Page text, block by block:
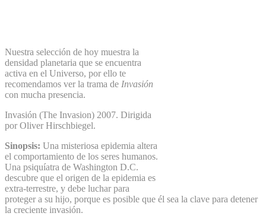
Nuestra selección de hoy muestra la
densidad planetaria que se encuentra
activa en el Universo, por ello te
recomendamos ver la trama de Invasión
con mucha presencia.
Invasión (The Invasion) 2007. Dirigida
por Oliver Hirschbiegel.
Sinopsis: Una misteriosa epidemia altera
el comportamiento de los seres humanos.
Una psiquíatra de Washington D.C.
descubre que el origen de la epidemia es
extra-terrestre, y debe luchar para
proteger a su hijo, porque es posible que él sea la clave para detener
la creciente invasión.